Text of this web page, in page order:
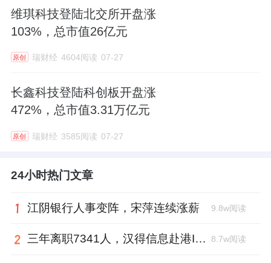
维琪科技登陆北交所开盘涨
103%，总市值26亿元
原创 瑞财经 4604阅读 07-27
长鑫科技登陆科创板开盘涨
472%，总市值3.31万亿元
原创 瑞财经 3585阅读 07-27
24小时热门文章
江阴银行人事变阵，宋萍连续涨薪 9.8w阅读
三年离职7341人，汉得信息赴港IPO前欠缴社保1.55亿元 8.7w阅读